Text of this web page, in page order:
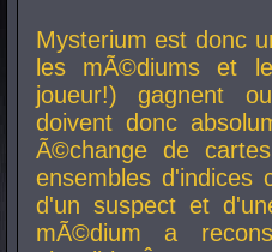
Mysterium est donc
les mÃ©diums et
joueur!) gagnent
doivent donc
Ã©change de
ensembles d'indices
d'un suspect et
mÃ©dium a